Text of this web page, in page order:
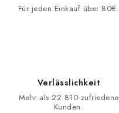
Für jeden Einkauf über 80€.
Verlässlichkeit
Mehr als 22 810 zufriedene
Kunden.